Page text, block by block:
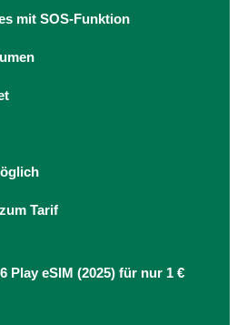
mit SOS-Funktion
Tarif
Play eSIM (2025) für nur 1 €